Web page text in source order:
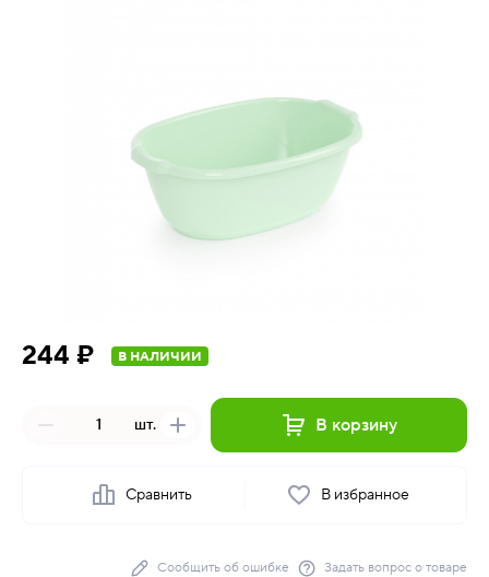
244 ₽ В НАЛИЧИИ
шт. В корзину
Сравнить В избранное
Сообщить об ошибке Задать вопрос о товаре